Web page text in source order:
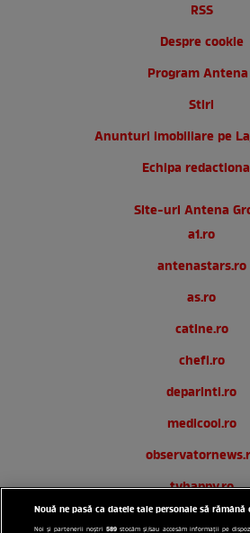
RSS
Despre cookie
Program Antena
Stiri
Anunturi imobiliare pe
Echipa
Site-uri Antena
a1.ro
antenastars.ro
as.ro
catine.ro
chefi.ro
deparinti.ro
medicool.ro
tvhappy.ro
useit.ro
Nouă ne pasă ca datele tale personale să
Noi și partenerii noștri589 stocăm și/sau accesăm informații pe